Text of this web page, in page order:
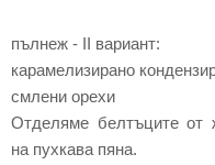
пълнеж - II вариант:
карамелизирано
смлени орехи
Отделяме белтъците от
на пухкава пяна.